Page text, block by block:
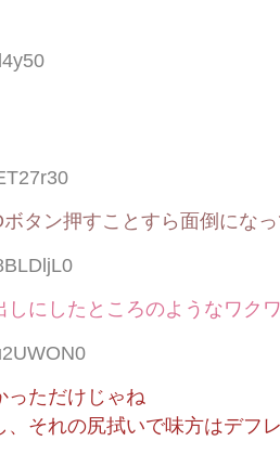
タン押すことすら面倒にな
にしたところのようなワク
っただけじゃね
それの尻拭いで味方はデフ